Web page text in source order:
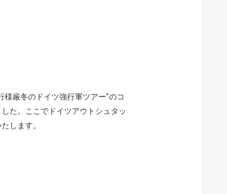
厳冬のドイツ強行軍ツアー”のコ
た。ここでドイツアウトシュタッ
します。